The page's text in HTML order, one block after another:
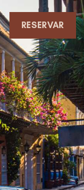
RESERVAR